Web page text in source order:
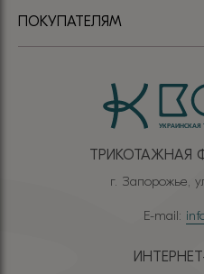
ТРИКОТАЖНАЯ
г. Запорожье,
E-mail:
ПОКУПАТЕЛЯМ